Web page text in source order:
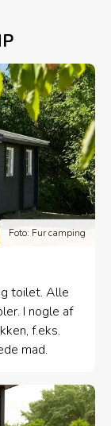
Foto: Fur camping
toilet. Alle
I nogle af
f.eks.
mad.